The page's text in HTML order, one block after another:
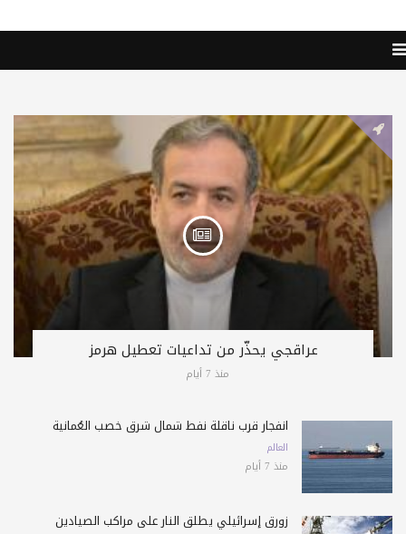
عراقجي يحذّر من تداعيات تعطيل هرمز
منذ 7 أيام
انفجار قرب ناقلة نفط شمال شرق خصب العُمانية
العالم
منذ 7 أيام
زورق إسرائيلي يطلق النار على مراكب الصيادين